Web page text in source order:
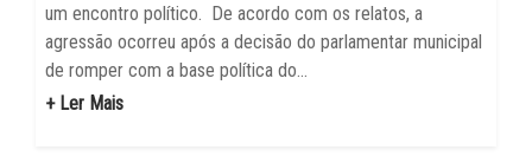
um encontro político. De acordo com os relatos, a
agressão ocorreu após a decisão do parlamentar municipal
de romper com a base política do...
+ Ler Mais